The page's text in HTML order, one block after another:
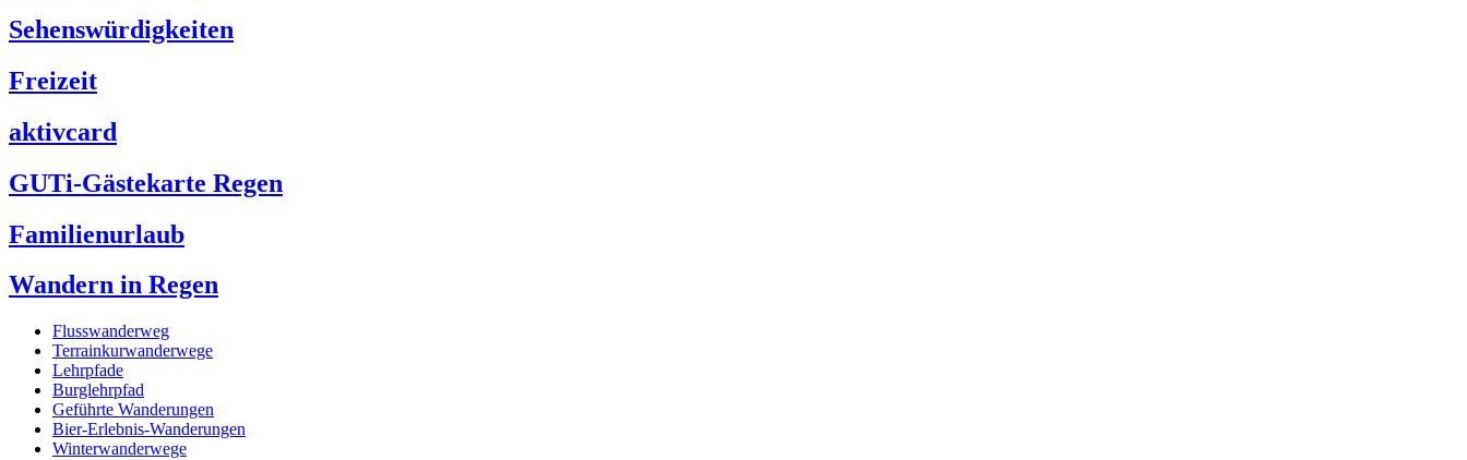
Sehenswürdigkeiten
Freizeit
aktivcard
GUTi-Gästekarte Regen
Familienurlaub
Wandern in Regen
Flusswanderweg
Terrainkurwanderwege
Lehrpfade
Burglehrpfad
Geführte Wanderungen
Bier-Erlebnis-Wanderungen
Winterwanderwege